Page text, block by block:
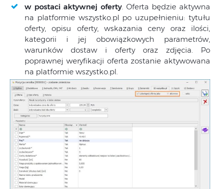
w postaci aktywnej oferty. Oferta będzie aktywna
na platformie wszystko.pl po uzupełnieniu: tytułu
oferty, opisu oferty, wskazania ceny oraz ilości,
kategorii i jej obowiązkowych parametrów,
warunków dostaw i oferty oraz zdjęcia. Po
poprawnej weryfikacji oferta zostanie aktywowana
na platformie wszystko.pl.